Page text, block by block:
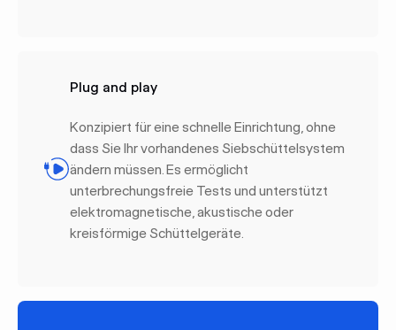
Plug and play
Konzipiert für eine schnelle Einrichtung, ohne
dass Sie Ihr vorhandenes Siebschüttelsystem
ändern müssen. Es ermöglicht
unterbrechungsfreie Tests und unterstützt
elektromagnetische, akustische oder
kreisförmige Schüttelgeräte.